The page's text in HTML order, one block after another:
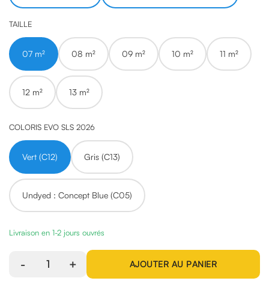
TAILLE
07 m² 08 m² 09 m² 10 m² 11 m²
12 m² 13 m²
COLORIS EVO SLS 2026
Vert (C12) Gris (C13)
Undyed : Concept Blue (C05)
Livraison en 1-2 jours ouvrés
- 1 + AJOUTER AU PANIER